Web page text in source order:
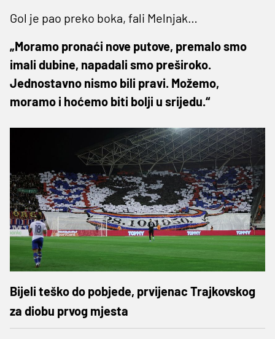
Gol je pao preko boka, fali Melnjak…
„Moramo pronaći nove putove, premalo smo
imali dubine, napadali smo preširoko.
Jednostavno nismo bili pravi. Možemo,
moramo i hoćemo biti bolji u srijedu.“
Bijeli teško do pobjede, prvijenac Trajkovskog
za diobu prvog mjesta